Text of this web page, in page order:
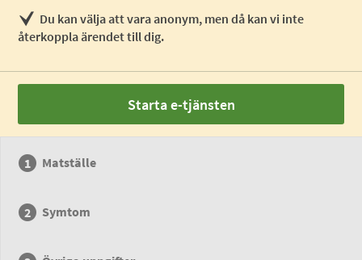
Du kan välja att vara anonym, men då kan vi inte
återkoppla ärendet till dig.
Starta e-tjänsten
Matställe
Symtom